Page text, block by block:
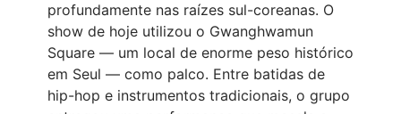
profundamente nas raízes sul-coreanas. O
show de hoje utilizou o Gwanghwamun
Square — um local de enorme peso histórico
em Seul — como palco. Entre batidas de
hip-hop e instrumentos tradicionais, o grupo